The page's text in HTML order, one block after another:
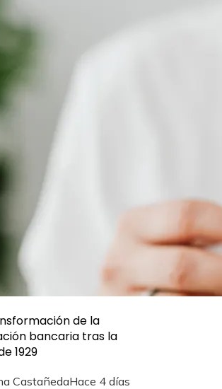
de la
bancaria tras la
1929
CastañedaHace 4 días